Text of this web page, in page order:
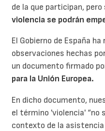
de la que participan, pero
violencia se podrán
El Gobierno de España
observaciones hechas
un documento firmado
para la Unión Europea.
En dicho documento,
el término 'violencia' “no
contexto de la